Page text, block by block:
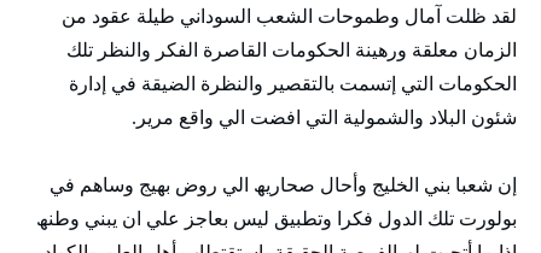
لقد ظلت آمال وطموحات الشعب السوداني طيلة عقود من
الزمان معلقة ورھينة الحكومات القاصرة الفكر والنظر تلك
الحكومات التي إتسمت بالتقصير والنظرة الضيقة في إدارة
شئون البلاد والشمولية التي افضت الي واقع مرير.
إن شعبا بني الخليج وأحال صحاريھ الي روض بھيج وساھم في
بولورت تلك الدول فكرا وتطبيق ليس بعاجز علي ان يبني وطنھ